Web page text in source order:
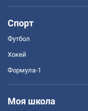
Спорт
Футбол
Хокей
Формула-1
Моя школа